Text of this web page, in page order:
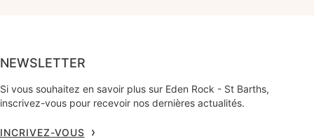
NEWSLETTER
Si vous souhaitez en savoir plus sur Eden Rock - St Barths,
inscrivez-vous pour recevoir nos dernières actualités.
INCRIVEZ-VOUS